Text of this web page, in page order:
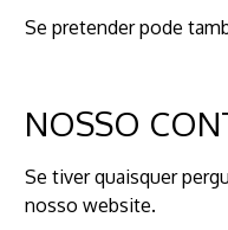
Se pretender pode
NOSSO
Se tiver quaisquer
nosso website.